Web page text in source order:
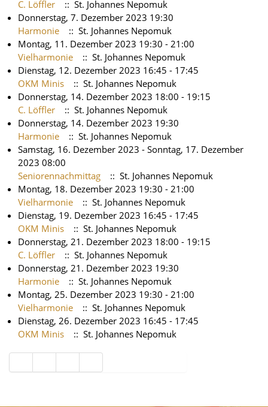
C. Löffler
:: St. Johannes Nepomuk
Donnerstag, 7. Dezember 2023 19:30
Harmonie
:: St. Johannes Nepomuk
Montag, 11. Dezember 2023 19:30 - 21:00
Vielharmonie
:: St. Johannes Nepomuk
Dienstag, 12. Dezember 2023 16:45 - 17:45
OKM Minis
:: St. Johannes Nepomuk
Donnerstag, 14. Dezember 2023 18:00 - 19:15
C. Löffler
:: St. Johannes Nepomuk
Donnerstag, 14. Dezember 2023 19:30
Harmonie
:: St. Johannes Nepomuk
Samstag, 16. Dezember 2023 - Sonntag, 17. Dezember
2023 08:00
Seniorennachmittag
:: St. Johannes Nepomuk
Montag, 18. Dezember 2023 19:30 - 21:00
Vielharmonie
:: St. Johannes Nepomuk
Dienstag, 19. Dezember 2023 16:45 - 17:45
OKM Minis
:: St. Johannes Nepomuk
Donnerstag, 21. Dezember 2023 18:00 - 19:15
C. Löffler
:: St. Johannes Nepomuk
Donnerstag, 21. Dezember 2023 19:30
Harmonie
:: St. Johannes Nepomuk
Montag, 25. Dezember 2023 19:30 - 21:00
Vielharmonie
:: St. Johannes Nepomuk
Dienstag, 26. Dezember 2023 16:45 - 17:45
OKM Minis
:: St. Johannes Nepomuk
Limite der Paginierungsliste